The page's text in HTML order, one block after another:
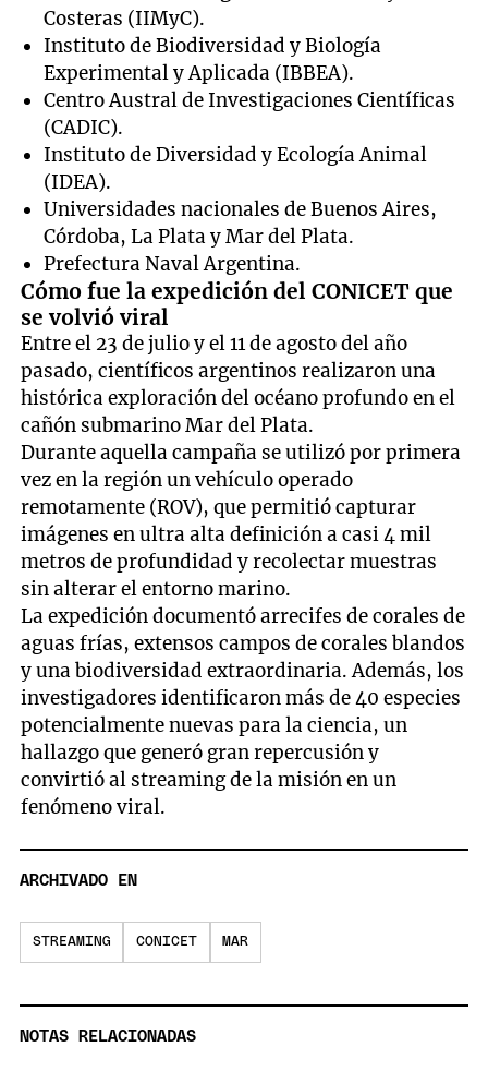
Costeras (IIMyC).
Instituto de Biodiversidad y Biología
Experimental y Aplicada (IBBEA).
Centro Austral de Investigaciones Científicas
(CADIC).
Instituto de Diversidad y Ecología Animal
(IDEA).
Universidades nacionales de Buenos Aires,
Córdoba, La Plata y Mar del Plata.
Prefectura Naval Argentina.
Cómo fue la expedición del CONICET que
se volvió viral
Entre el 23 de julio y el 11 de agosto del año
pasado, científicos argentinos realizaron una
histórica exploración del océano profundo en el
cañón submarino Mar del Plata.
Durante aquella campaña se utilizó por primera
vez en la región un vehículo operado
remotamente (ROV), que permitió capturar
imágenes en ultra alta definición a casi 4 mil
metros de profundidad y recolectar muestras
sin alterar el entorno marino.
La expedición documentó arrecifes de corales de
aguas frías, extensos campos de corales blandos
y una biodiversidad extraordinaria. Además, los
investigadores identificaron más de 40 especies
potencialmente nuevas para la ciencia, un
hallazgo que generó gran repercusión y
convirtió al streaming de la misión en un
fenómeno viral.
ARCHIVADO EN
STREAMING CONICET MAR
NOTAS RELACIONADAS